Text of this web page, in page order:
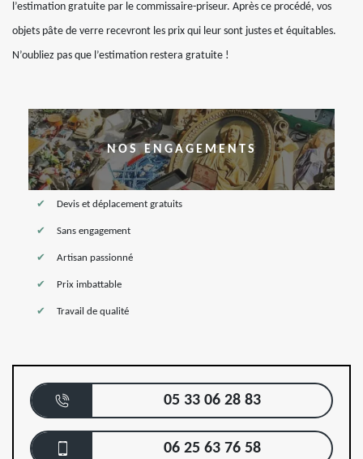
l’estimation gratuite par le commissaire-priseur. Après ce procédé, vos
objets pâte de verre recevront les prix qui leur sont justes et équitables.
N’oubliez pas que l’estimation restera gratuite !
NOS ENGAGEMENTS
Devis et déplacement gratuits
Sans engagement
Artisan passionné
Prix imbattable
Travail de qualité
05 33 06 28 83
06 25 63 76 58